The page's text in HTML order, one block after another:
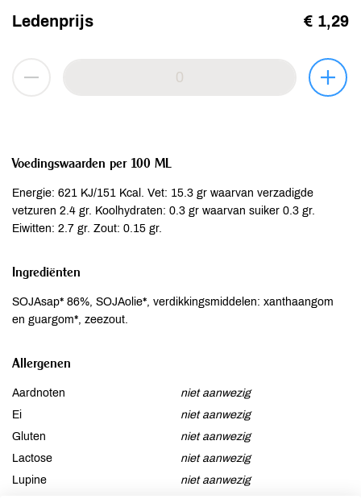
Ledenprijs € 1,29
Voedingswaarden per 100 ML
Energie: 621 KJ/151 Kcal. Vet: 15.3 gr waarvan verzadigde
vetzuren 2.4 gr. Koolhydraten: 0.3 gr waarvan suiker 0.3 gr.
Eiwitten: 2.7 gr. Zout: 0.15 gr.
Ingrediënten
SOJAsap* 86%, SOJAolie*, verdikkingsmiddelen: xanthaangom
en guargom*, zeezout.
Allergenen
Aardnoten
niet aanwezig
Ei
niet aanwezig
Gluten
niet aanwezig
Lactose
niet aanwezig
Lupine
niet aanwezig